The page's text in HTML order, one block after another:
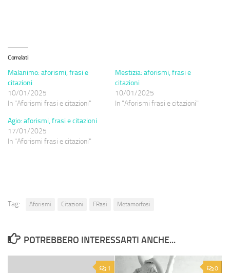
Correlati
Malanimo: aforismi, frasi e
citazioni
10/01/2025
In "Aforismi frasi e citazioni"
Mestizia: aforismi, frasi e
citazioni
10/01/2025
In "Aforismi frasi e citazioni"
Agio: aforismi, frasi e citazioni
17/01/2025
In "Aforismi frasi e citazioni"
Tag: Aforismi Citazioni FRasi Metamorfosi
POTREBBERO INTERESSARTI ANCHE...
1 0